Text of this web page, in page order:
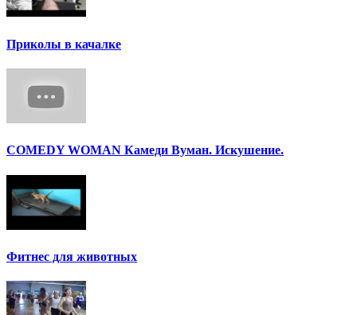
Приколы в качалке
COMEDY WOMAN Камеди Вуман. Искушение.
Фитнес для животных